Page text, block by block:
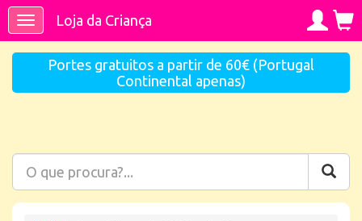
ToggleLoja da Criança
Portes gratuitos a partir de 60€ (Portugal
Continental apenas)